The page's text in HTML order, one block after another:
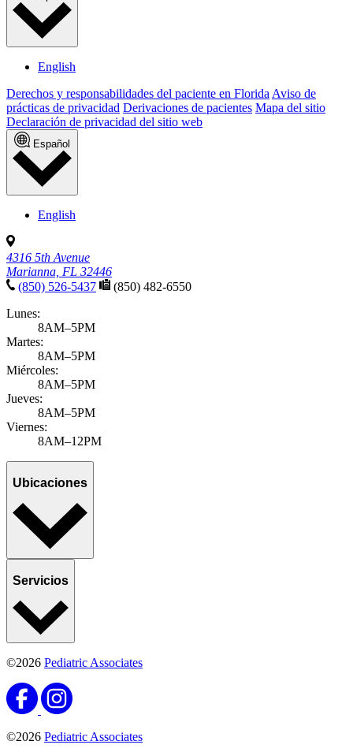
English
Derechos y responsabilidades del paciente en Florida Aviso de
prácticas de privacidad Derivaciones de pacientes Mapa del sitio
Declaración de privacidad del sitio web
Español
English
4316 5th Avenue
Marianna, FL 32446
(850) 526-5437
(850) 482-6550
Lunes:
8AM–5PM
Martes:
8AM–5PM
Miércoles:
8AM–5PM
Jueves:
8AM–5PM
Viernes:
8AM–12PM
Ubicaciones
Servicios
©2026 Pediatric Associates
©2026 Pediatric Associates